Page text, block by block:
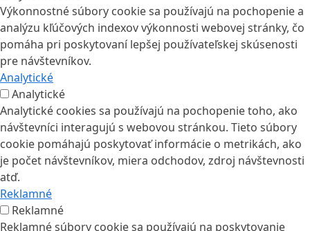
Výkonnostné súbory cookie sa používajú na pochopenie a
analýzu kľúčových indexov výkonnosti webovej stránky, čo
pomáha pri poskytovaní lepšej používateľskej skúsenosti
pre návštevníkov.
Analytické
Analytické
Analytické cookies sa používajú na pochopenie toho, ako
návštevníci interagujú s webovou stránkou. Tieto súbory
cookie pomáhajú poskytovať informácie o metrikách, ako
je počet návštevníkov, miera odchodov, zdroj návštevnosti
atď.
Reklamné
Reklamné
Reklamné súbory cookie sa používajú na poskytovanie